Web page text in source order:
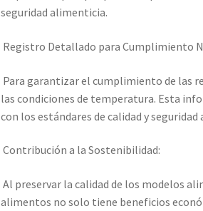
seguridad alimenticia.
Registro Detallado para Cumplimiento
Para garantizar el cumplimiento de las
las condiciones de temperatura. Esta
con los estándares de calidad y
Contribución a la Sostenibilidad:
Al preservar la calidad de los modelos
alimentos no solo tiene beneficios